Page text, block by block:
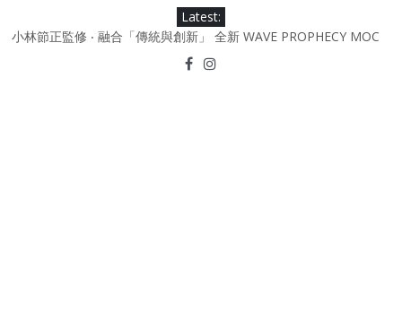
Latest:
小林節正監修 ‧ 融合「傳統與創新」 全新 WAVE PROPHECY MOC
Under Armour Curry 12最新簽名鞋升級登場 Curry USA 夢幻配色